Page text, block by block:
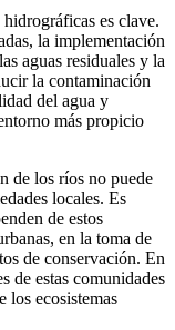
es clave.
la implementación
aguas residuales y la
la contaminación
del agua y
más propicio
de los ríos no puede
locales. Es
de estos
en la toma de
de conservación. En
de estas comunidades
los ecosistemas